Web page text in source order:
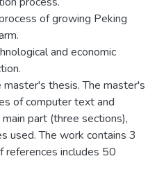
of growing Peking
and economic
thesis. The master's
of computer text and
part (three sections),
used. The work contains 3
references includes 50